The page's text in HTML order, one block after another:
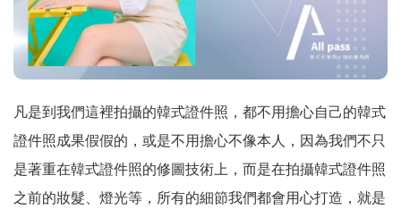
凡是到我們這裡拍攝的韓式證件照，都不用擔心自己的韓式
證件照成果假假的，或是不用擔心不像本人，因為我們不只
是著重在韓式證件照的修圖技術上，而是在拍攝韓式證件照
之前的妝髮、燈光等，所有的細節我們都會用心打造，就是